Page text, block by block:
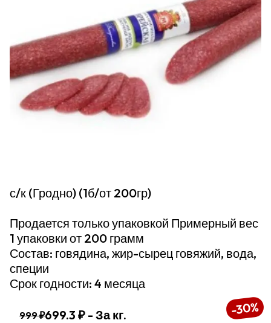
с/к (Гродно) (1б/от 200гр)
Продается только упаковкой Примерный вес
1 упаковки от 200 грамм
Состав: говядина, жир-сырец говяжий, вода,
специи
Срок годности: 4 месяца
-30%
999 ₽699.3 ₽ - За кг.